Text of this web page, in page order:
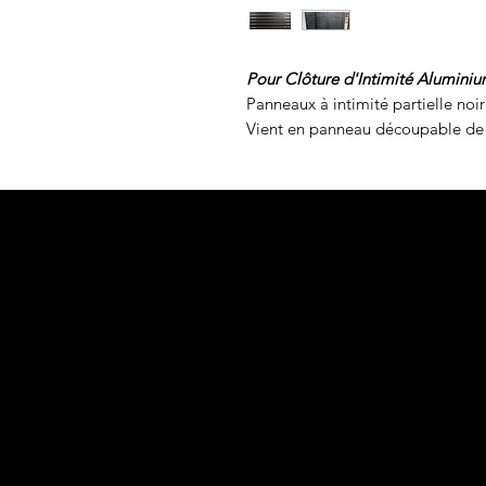
Pour Clôture d'Intimité
Panneaux à intimité partielle noir
Vient en panneau découpable